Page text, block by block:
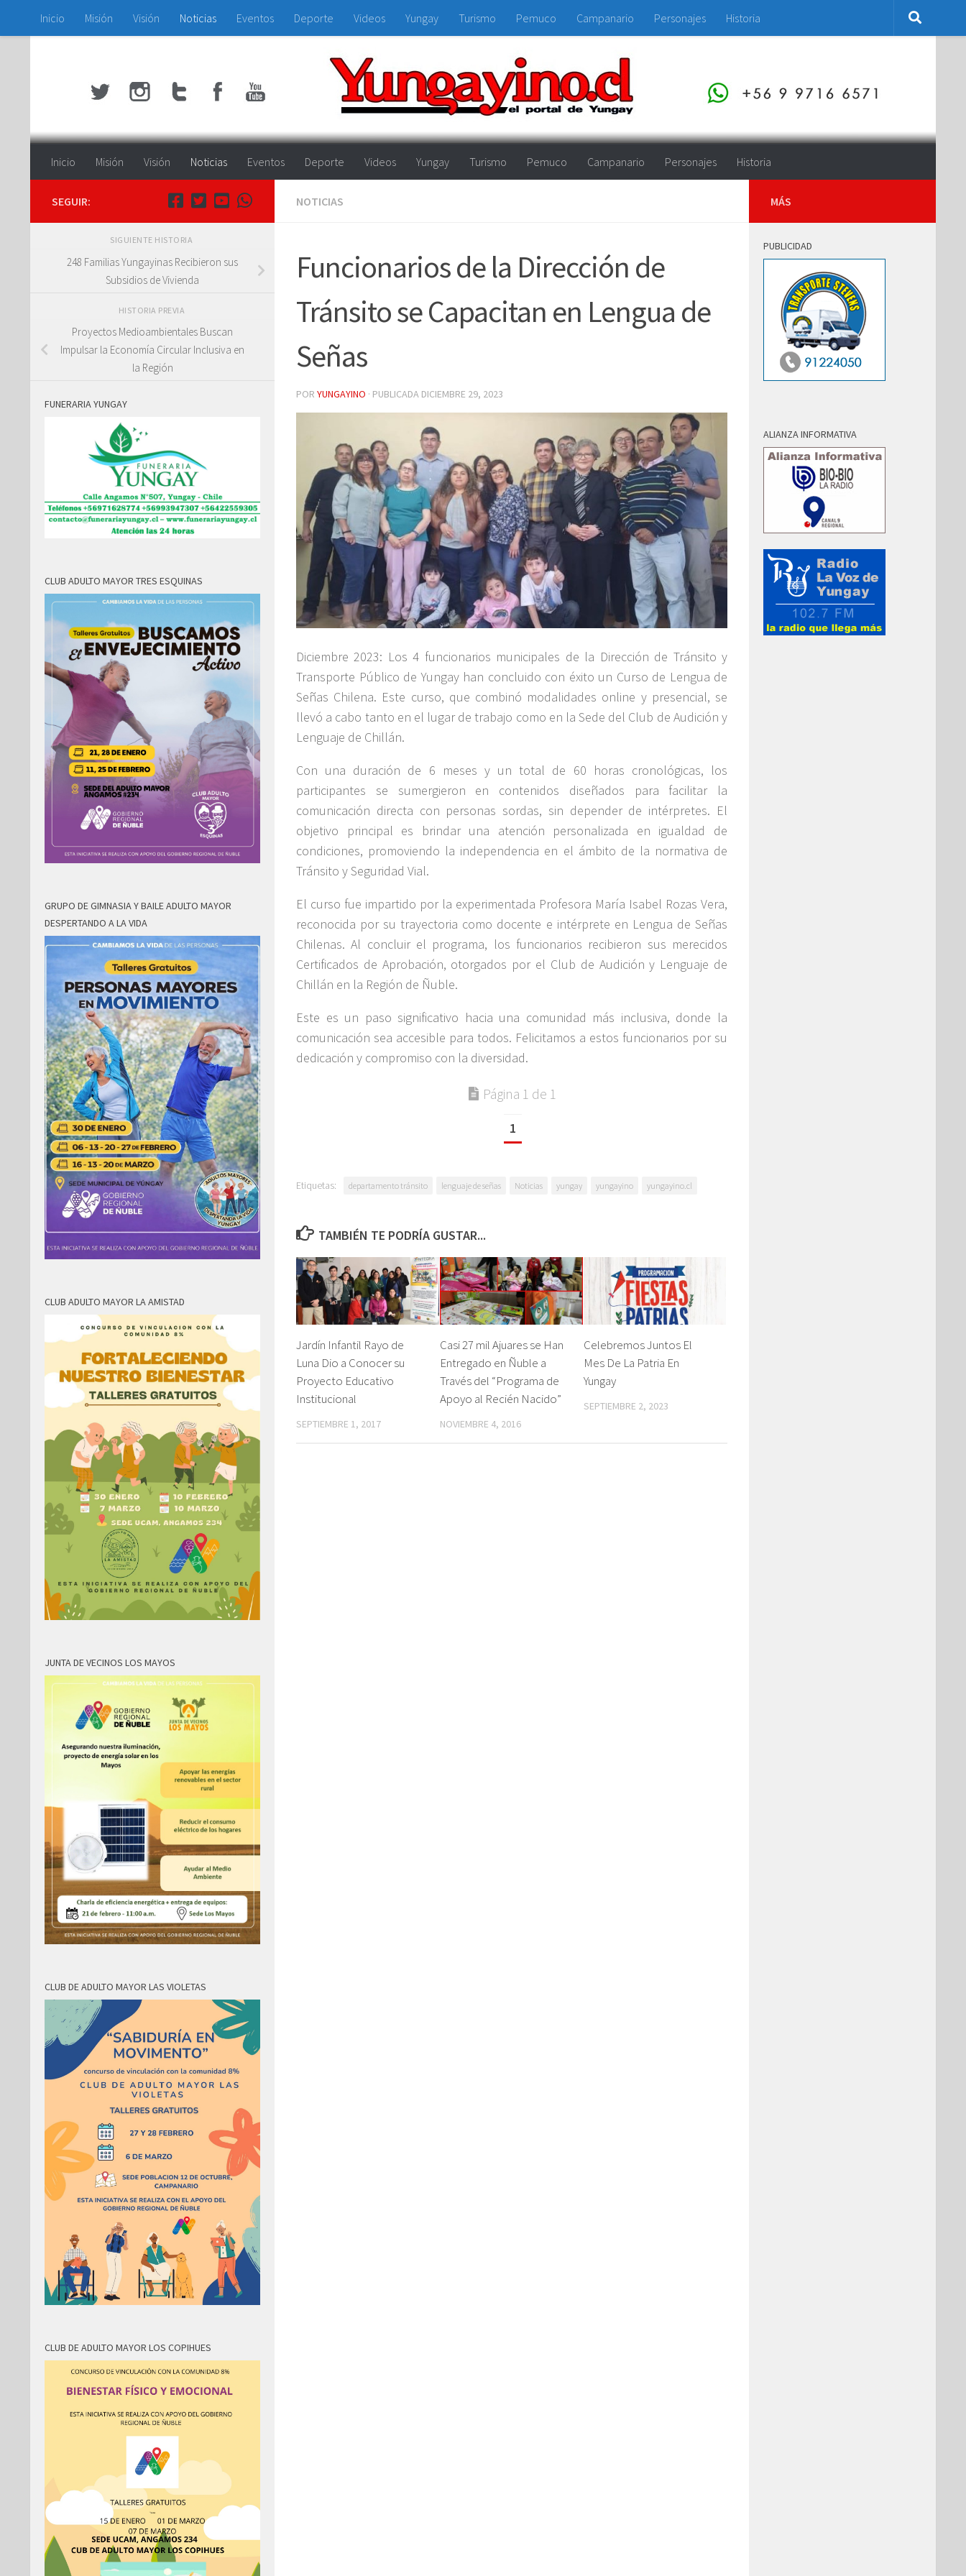
Saltar al contenido
Inicio Misión Visión Noticias Eventos Deporte Videos Yungay Turismo Pemuco Campanario Personajes Historia
Inicio Misión Visión Noticias Eventos Deporte Videos Yungay Turismo Pemuco Campanario Personajes Historia
NOTICIAS
Funcionarios de la Dirección de
Tránsito se Capacitan en Lengua de
Señas
POR YUNGAYINO · PUBLICADA DICIEMBRE 29, 2023
Diciembre 2023: Los 4 funcionarios municipales de la Dirección de Tránsito y
Transporte Público de Yungay han concluido con éxito un Curso de Lengua de
Señas Chilena. Este curso, que combinó modalidades online y presencial, se
llevó a cabo tanto en el lugar de trabajo como en la Sede del Club de Audición y
Lenguaje de Chillán.
Con una duración de 6 meses y un total de 60 horas cronológicas, los
participantes se sumergieron en contenidos diseñados para facilitar la
comunicación directa con personas sordas, sin depender de intérpretes. El
objetivo principal es brindar una atención personalizada en igualdad de
condiciones, promoviendo la independencia en el ámbito de la normativa de
Tránsito y Seguridad Vial.
El curso fue impartido por la experimentada Profesora María Isabel Rozas Vera,
reconocida por su trayectoria como docente e intérprete en Lengua de Señas
Chilenas. Al concluir el programa, los funcionarios recibieron sus merecidos
Certificados de Aprobación, otorgados por el Club de Audición y Lenguaje de
Chillán en la Región de Ñuble.
Este es un paso significativo hacia una comunidad más inclusiva, donde la
comunicación sea accesible para todos. Felicitamos a estos funcionarios por su
dedicación y compromiso con la diversidad.
Página 1 de 1
1
Etiquetas: departamento tránsito lenguaje de señas Noticias yungay yungayino yungayino.cl
TAMBIÉN TE PODRÍA GUSTAR...
Jardín Infantil Rayo de
Luna Dio a Conocer su
Proyecto Educativo
Institucional
SEPTIEMBRE 1, 2017
Casi 27 mil Ajuares se Han
Entregado en Ñuble a
Través del “Programa de
Apoyo al Recién Nacido”
NOVIEMBRE 4, 2016
Celebremos Juntos El
Mes De La Patria En
Yungay
SEPTIEMBRE 2, 2023
SEGUIR:
SIGUIENTE HISTORIA
248 Familias Yungayinas Recibieron sus
Subsidios de Vivienda
HISTORIA PREVIA
Proyectos Medioambientales Buscan
Impulsar la Economía Circular Inclusiva en
la Región
FUNERARIA YUNGAY
CLUB ADULTO MAYOR TRES ESQUINAS
GRUPO DE GIMNASIA Y BAILE ADULTO MAYOR
DESPERTANDO A LA VIDA
CLUB ADULTO MAYOR LA AMISTAD
JUNTA DE VECINOS LOS MAYOS
CLUB DE ADULTO MAYOR LAS VIOLETAS
CLUB DE ADULTO MAYOR LOS COPIHUES
MÁS
PUBLICIDAD
ALIANZA INFORMATIVA